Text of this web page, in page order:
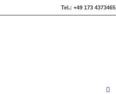
Tel.: +49 173 4373465